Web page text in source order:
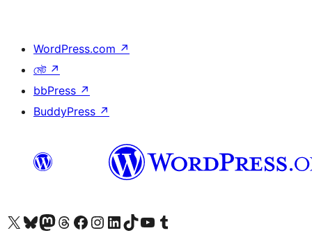
WordPress.com ↗
মেট ↗
bbPress ↗
BuddyPress ↗
আমাৰ X (আগৰ Twitter) একাউণ্টলৈ যাওকআমাৰ Bluesky একাউণ্টলৈ যাওকআমাৰ Mastodon একাউণ্টলৈ যাওকআমাৰ Threads একাউণ্টলৈ যাওকআমাৰ Facebook পৃষ্ঠালৈ যাওকআমাৰ Instagram একাউণ্টলৈ যাওকআমাৰ LinkedIn একাউণ্টলৈ যাওকআমাৰ TikTok একাউণ্টলৈ যাওকআমাৰ YouTube চেনেললৈ যাওকআমাৰ Tumblr একাউণ্টলৈ যাওক